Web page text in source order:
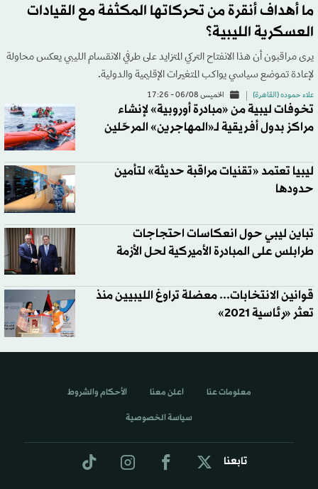
ما أهداف أنقرة من تحركاتها المكثفة مع القيادات
العسكرية الليبية؟
يرى مراقبون أن هذا الانفتاح التركي المتزايد على طرفي الانقسام الليبي يعكس محاولة
لإعادة تموضع سياسي يواكب المتغيرات الإقليمية والدولية.
علاء حموده (القاهرة) الخميس 06/08 - 17:26
تخوفات ليبية من «مبادرة أوروبية» لإنشاء
مراكز بدول أفريقية لـ«المهاجرين» المرحّلين
ليبيا تعتمد «تقنيات مراقبة حديثة» لتأمين
حدودها
تباين ليبي حول انعكاسات احتجاجات
طرابلس على المبادرة الأميركية لحل الأزمة
قوانين الانتخابات... معضلة تراوغ الليبيين منذ
تعثر «رئاسية 2021»
تابعنا
معلومات عنا اعلن معنا الأحكام والشروط
سياسة الخصوصية